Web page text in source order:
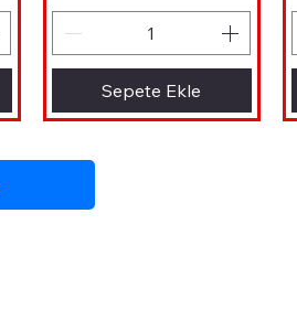
Sepete Ekle